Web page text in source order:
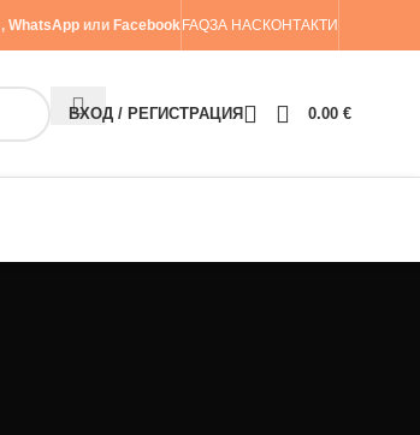
, WhatsAppили Facebook FAQЗА НАС КОНТАКТИ
ВХОД / РЕГИСТРАЦИЯ 0.00 €